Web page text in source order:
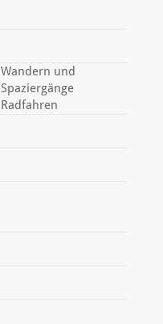
Wandern und
Spaziergänge
Radfahren